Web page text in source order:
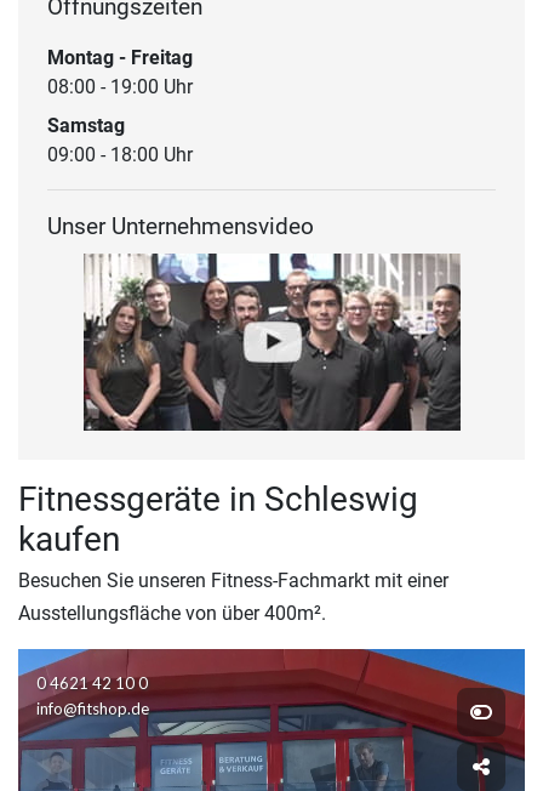
Öffnungszeiten
Montag - Freitag
08:00 - 19:00 Uhr
Samstag
09:00 - 18:00 Uhr
Unser Unternehmensvideo
Fitnessgeräte in Schleswig
kaufen
Besuchen Sie unseren Fitness-Fachmarkt mit einer
Ausstellungsfläche von über 400m².